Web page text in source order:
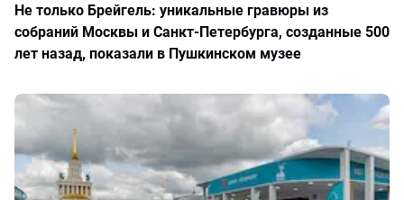
Не только Брейгель: уникальные гравюры из
собраний Москвы и Санкт-Петербурга, созданные 500
лет назад, показали в Пушкинском музее